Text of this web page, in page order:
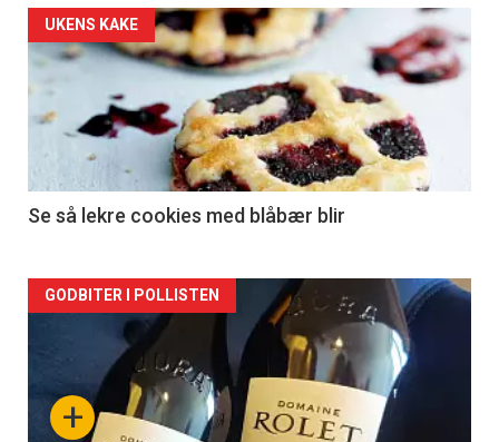
Forsiden
akkurat
nå
2
UKENS KAKE
Se så lekre cookies med blåbær blir
Forsiden
akkurat
nå+
GODBITER I POLLISTEN